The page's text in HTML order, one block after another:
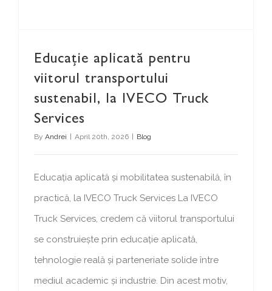
Educație aplicată pentru
viitorul transportului
sustenabil, la IVECO Truck
Services
By Andrei April 20th, 2026 Blog
Educația aplicată și mobilitatea sustenabilă, în
practică, la IVECO Truck Services La IVECO
Truck Services, credem că viitorul transportului
se construiește prin educație aplicată,
tehnologie reală și parteneriate solide între
mediul academic și industrie. Din acest motiv,